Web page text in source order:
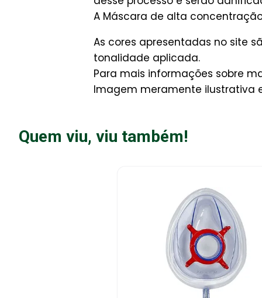
A Máscara de alta
As cores apresentadas no site
tonalidade aplicada.
Para mais informações sobre
Imagem meramente ilustrativa
Quem viu, viu também!